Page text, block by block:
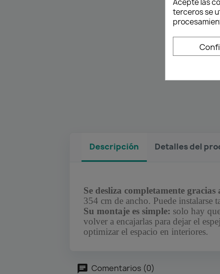
Descripción Detalles del
Se desliza completamente
354 cm de ancho. Puede instalarse
Su montaje es simple: solo hay
volver a encajarlas para dejar el
optimizar el espacio en interiores.
Comentarios (0)
terceros se